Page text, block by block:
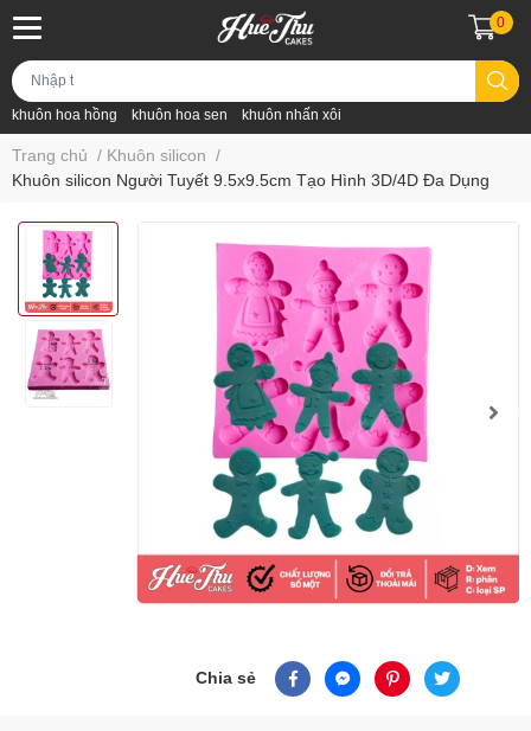
khuôn hoa hồng khuôn hoa sen khuôn nhấn xôi
0
Trang chủ / Khuôn silicon /
Khuôn silicon Người Tuyết 9.5x9.5cm Tạo Hình 3D/4D Đa Dụng
Chia sẻ